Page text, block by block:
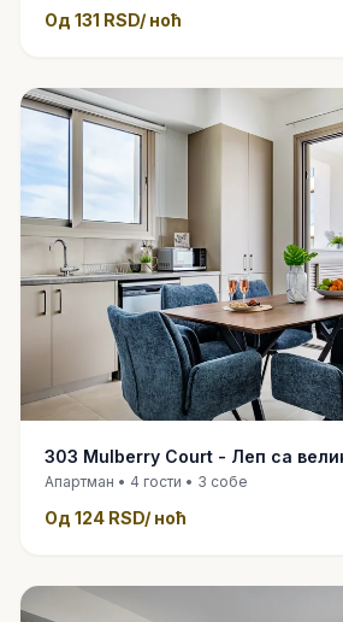
Од 131 RSD/ ноћ
303 Mulberry Court - Леп са
Апартман • 4 гости • 3 собе
Од 124 RSD/ ноћ